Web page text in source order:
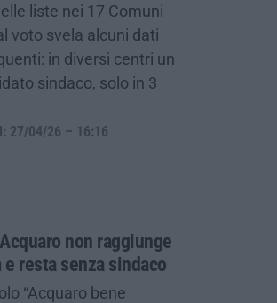
liste nei 17 Comuni
voto svela alcuni dati
in diversi centri un
sindaco, solo in 3
27/04/26 – 16:16
non raggiunge
resta senza sindaco
“Acquaro bene